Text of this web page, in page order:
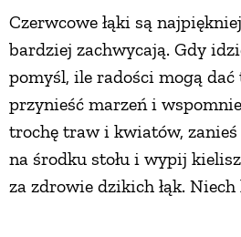
Czerwcowe łąki są
bardziej zachwycają. Gdy
pomyśl, ile radości mogą
przynieść marzeń i
trochę traw i kwiatów,
na środku stołu i wypij
za zdrowie dzikich łąk.